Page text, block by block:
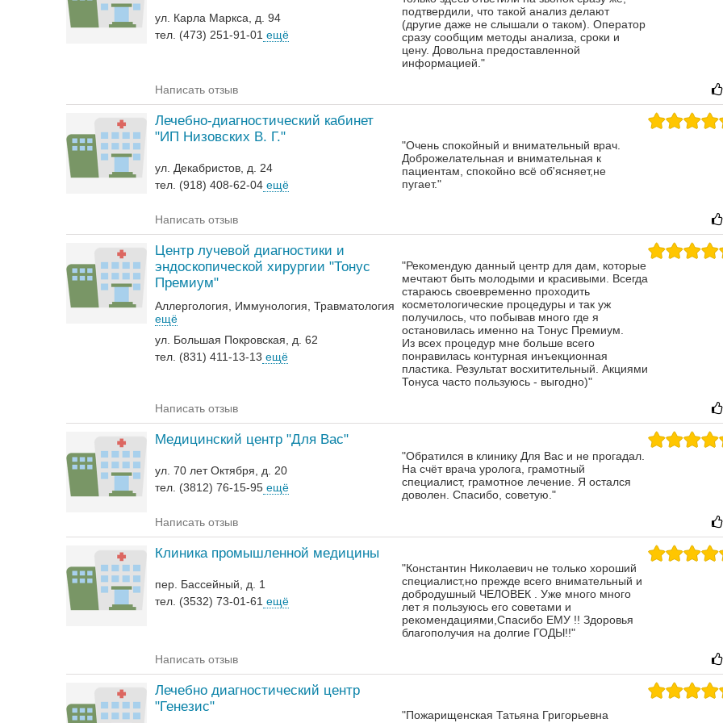
ул. Карла Маркса, д. 94
тел. (473) 251-91-01 ещё
подтвердили, что такой анализ делают
(другие даже не слышали о таком). Оператор
сразу сообщим методы анализа, сроки и
цену. Довольна предоставленной
информацией."
Написать отзыв
Лечебно-диагностический кабинет
"ИП Низовских В. Г."
ул. Декабристов, д. 24
тел. (918) 408-62-04 ещё
"Очень спокойный и внимательный врач.
Доброжелательная и внимательная к
пациентам, спокойно всё об'ясняет,не
пугает."
Написать отзыв
Центр лучевой диагностики и
эндоскопической хирургии "Тонус
Премиум"
Аллергология Иммунология Травматология
ещё
ул. Большая Покровская, д. 62
тел. (831) 411-13-13 ещё
"Рекомендую данный центр для дам, которые
мечтают быть молодыми и красивыми. Всегда
стараюсь своевременно проходить
косметологические процедуры и так уж
получилось, что побывав много где я
остановилась именно на Тонус Премиум.
Из всех процедур мне больше всего
понравилась контурная инъекционная
пластика. Результат восхитительный. Акциями
Тонуса часто пользуюсь - выгодно)"
Написать отзыв
Медицинский центр "Для Вас"
ул. 70 лет Октября, д. 20
тел. (3812) 76-15-95 ещё
"Обратился в клинику Для Вас и не прогадал.
На счёт врача уролога, грамотный
специалист, грамотное лечение. Я остался
доволен. Спасибо, советую."
Написать отзыв
Клиника промышленной медицины
пер. Бассейный, д. 1
тел. (3532) 73-01-61 ещё
"Константин Николаевич не только хороший
специалист,но прежде всего внимательный и
добродушный ЧЕЛОВЕК . Уже много много
лет я пользуюсь его советами и
рекомендациями,Спасибо ЕМУ !! Здоровья
благополучия на долгие ГОДЫ!!"
Написать отзыв
Лечебно диагностический центр
"Генезис"
"Пожарищенская Татьяна Григорьевна